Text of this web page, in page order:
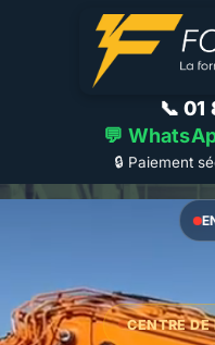
📞
💬
🔒 Paiement
CENTRE